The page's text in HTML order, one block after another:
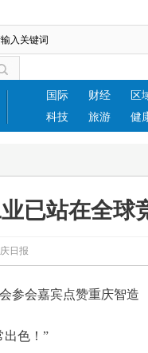
国际 财经
区
科技
旅游 健
已站在全球
庆日报
参会嘉宾点赞重庆智造
出色！”